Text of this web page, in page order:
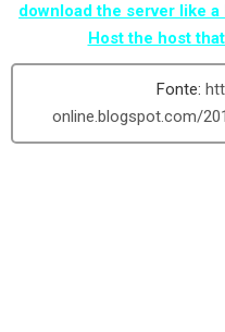
download the server like
Host the host
online.blogspot.com/